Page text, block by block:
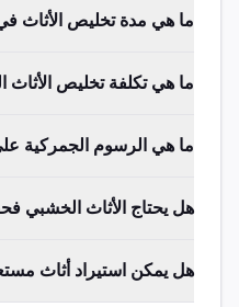
ما هي مدة تخليص الأثاث
ما هي تكلفة تخليص الأثاث
ما هي الرسوم الجمركية
هل يحتاج الأثاث الخشبي
هل يمكن استيراد أثاث